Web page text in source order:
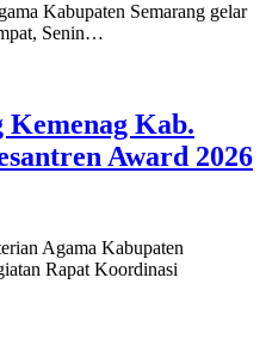
Kabupaten Semarang gelar
Senin…
Kemenag Kab.
Award 2026
Agama Kabupaten
Rapat Koordinasi